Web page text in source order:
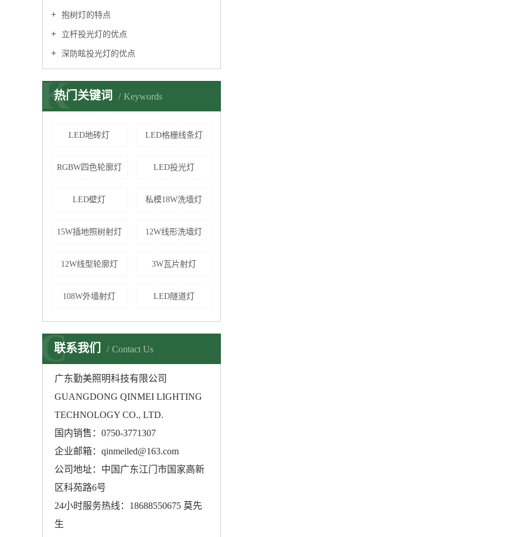
抱树灯的特点
立杆投光灯的优点
深防眩投光灯的优点
热门关键词 Keywords
K
LED地砖灯 LED格栅线条灯
RGBW四色轮廓灯 LED投光灯
LED壁灯 私模18W洗墙灯
15W插地照树射灯 12W线形洗墙灯
12W线型轮廓灯 3W瓦片射灯
108W外墙射灯 LED隧道灯
联系我们 Contact Us
C
广东勤美照明科技有限公司
GUANGDONG QINMEI LIGHTING
TECHNOLOGY CO., LTD.
国内销售：0750-3771307
企业邮箱：qinmeiled@163.com
公司地址：中国广东江门市国家高新
区科苑路6号
24小时服务热线：18688550675 莫先
生